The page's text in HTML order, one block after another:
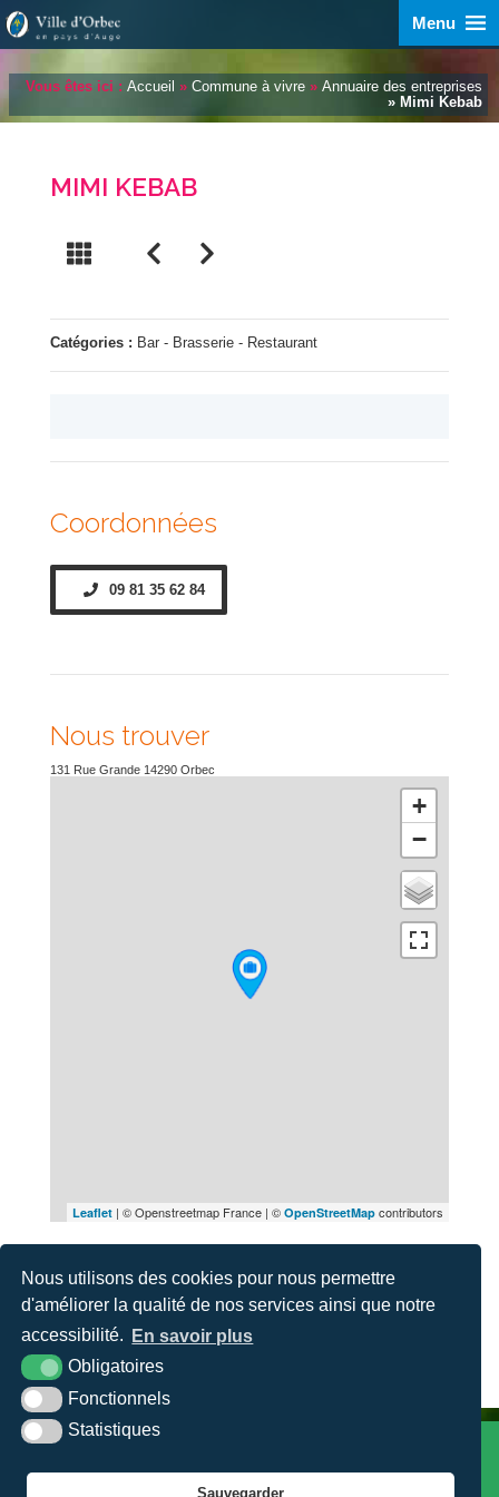
Nous utilisons des cookies pour nous permettre
d'améliorer la qualité de nos services ainsi que notre
accessibilité.
En savoir plus
Obligatoires
Fonctionnels
Statistiques
Sauvegarder
Menu
Vous êtes ici : Accueil » Commune à vivre » Annuaire des entreprises
» Mimi Kebab
MIMI KEBAB
Catégories : Bar - Brasserie - Restaurant
Coordonnées
09 81 35 62 84
Nous trouver
131 Rue Grande 14290 Orbec
+
−
Leaflet | © Openstreetmap France | ©OpenStreetMap contributors
Itinéraire
Hôtel de Ville - Place Foch - 14290 Orbec